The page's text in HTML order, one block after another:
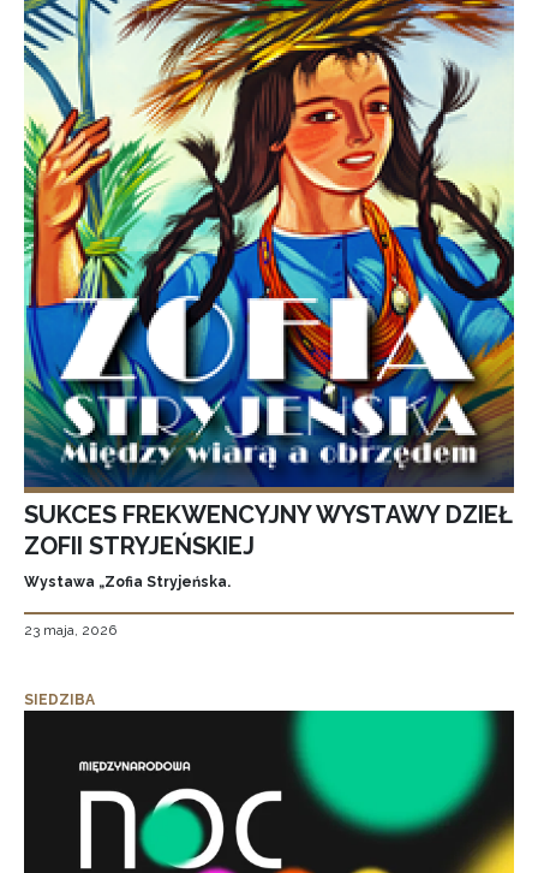
SUKCES FREKWENCYJNY WYSTAWY DZIEŁ
ZOFII STRYJEŃSKIEJ
Wystawa „Zofia Stryjeńska.
23 maja, 2026
SIEDZIBA